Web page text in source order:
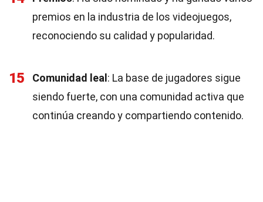
premios en la industria de los videojuegos,
reconociendo su calidad y popularidad.
15 Comunidad leal : La base de jugadores sigue
siendo fuerte, con una comunidad activa que
continúa creando y compartiendo contenido.